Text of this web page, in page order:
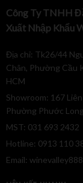
Công Ty TNHH
Xuất Nhập Khẩu
Địa chỉ: Tk26/44
Chân, Phường Cầu
HCM
Showroom: 167
Phường Phước
MST: 031 693 2432
Hotline: 0913 110
Email: